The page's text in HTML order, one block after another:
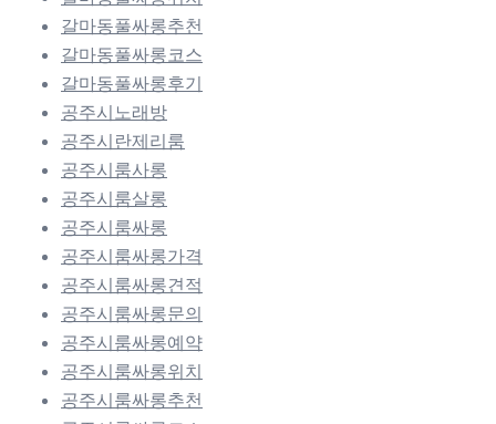
갈마동풀싸롱추천
갈마동풀싸롱코스
갈마동풀싸롱후기
공주시노래방
공주시란제리룸
공주시룸사롱
공주시룸살롱
공주시룸싸롱
공주시룸싸롱가격
공주시룸싸롱견적
공주시룸싸롱문의
공주시룸싸롱예약
공주시룸싸롱위치
공주시룸싸롱추천